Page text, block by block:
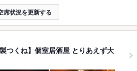
席状況を更新する
つくね】個室居酒屋 とりあえず大